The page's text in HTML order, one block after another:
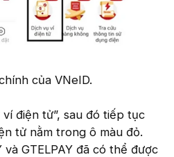
của VNeID.​
điện tử”, sau đó tiếp tục
tử nằm trong ô màu đỏ.
và GTELPAY đã có thể được